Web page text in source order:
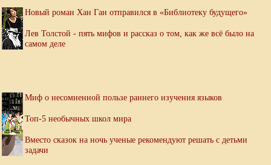
Новый роман Хан Ган отправился в «Библиотеку будущего»
Лев Толстой - пять мифов и рассказ о том, как же всё было на
самом деле
Миф о несомненной пользе раннего изучения языков
Топ-5 необычных школ мира
Вместо сказок на ночь ученые рекомендуют решать с детьми
задачи